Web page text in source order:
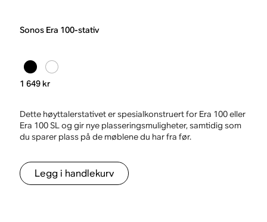
Sonos Era 100-stativ
1 649 kr
Dette høyttalerstativet er spesialkonstruert for Era 100 eller
Era 100 SL og gir nye plasseringsmuligheter, samtidig som
du sparer plass på de møblene du har fra før.
Legg i handlekurv